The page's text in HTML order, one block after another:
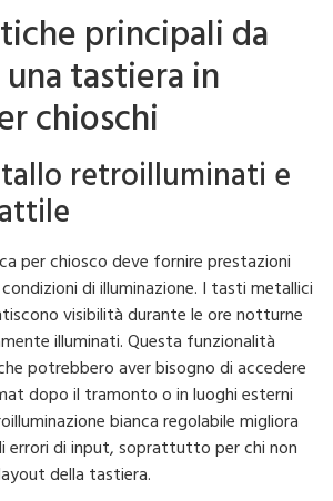
principali da
tastiera in
chioschi
retroilluminati e
per chiosco deve fornire prestazioni
di illuminazione. I tasti metallici
visibilità durante le ore notturne
illuminati. Questa funzionalità
potrebbero aver bisogno di accedere
dopo il tramonto o in luoghi esterni
bianca regolabile migliora
errori di input, soprattutto per chi non
della tastiera.